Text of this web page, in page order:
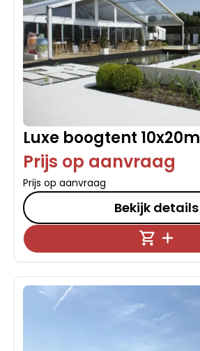
Luxe boogtent 10x20m
Prijs op aanvraag
Prijs op aanvraag
Bekijk details